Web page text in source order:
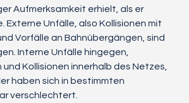
Aufmerksamkeit erhielt, als er
Externe Unfälle, also Kollisionen mit
Vorfälle an Bahnübergängen, sind
Interne Unfälle hingegen,
Kollisionen innerhalb des Netzes,
haben sich in bestimmten
verschlechtert.